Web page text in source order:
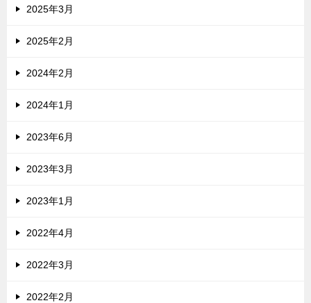
2025年3月
2025年2月
2024年2月
2024年1月
2023年6月
2023年3月
2023年1月
2022年4月
2022年3月
2022年2月